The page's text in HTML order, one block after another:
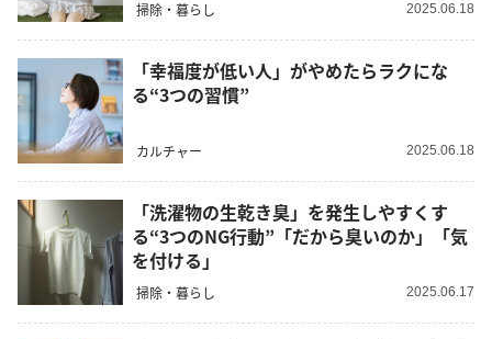
掃除・暮らし 2025.06.18
「幸福度が低い人」がやめたらラクにな
る“3つの習慣”
カルチャー 2025.06.18
「洗濯物の生乾き臭」を発生しやすくす
る“3つのNG行動”「だから臭いのか」「気
を付ける」
掃除・暮らし 2025.06.17